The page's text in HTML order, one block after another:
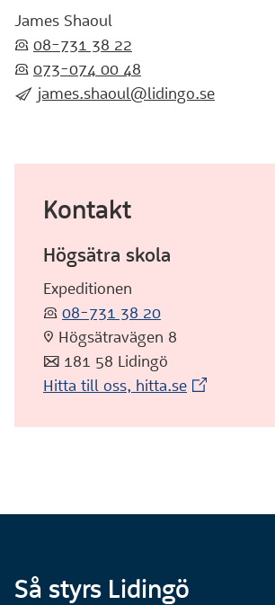
James Shaoul
:telefon: 08-731 38 22
:telefon: 073-074 00 48
:skicka: james.shaoul@lidingo.se
Kontakt
Högsätra skola
Expeditionen
:telefon: 08-731 38 20
:pin: Högsätravägen 8
:post: 181 58 Lidingö
Hitta till oss, hitta.se(Extern
Så styrs Lidingö